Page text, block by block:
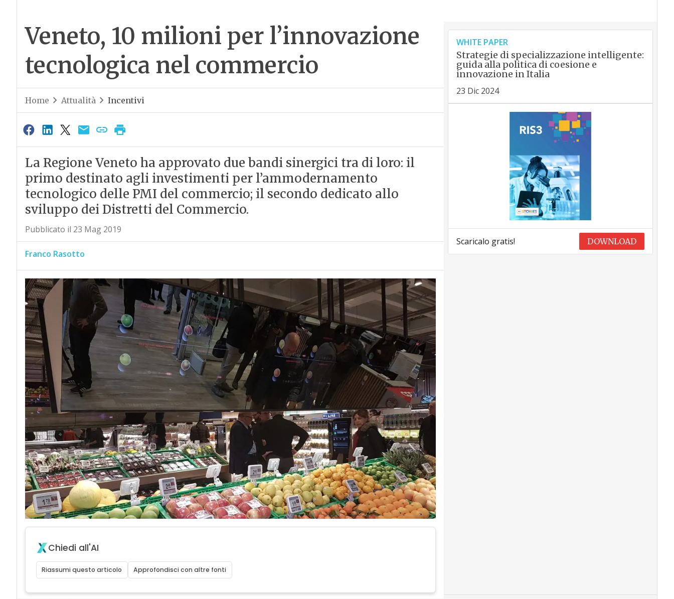
Veneto, 10 milioni per l’innovazione
tecnologica nel commercio
Home Attualità Incentivi
La Regione Veneto ha approvato due bandi sinergici tra di loro: il
primo destinato agli investimenti per l’ammodernamento
tecnologico delle PMI del commercio; il secondo dedicato allo
sviluppo dei Distretti del Commercio.
Pubblicato il 23 Mag 2019
Franco Rasotto
Chiedi all'AI
Riassumi questo articolo Approfondisci con altre fonti
WHITE PAPER
Strategie di specializzazione intelligente:
guida alla politica di coesione e
innovazione in Italia
23 Dic 2024
Scaricalo gratis! DOWNLOAD